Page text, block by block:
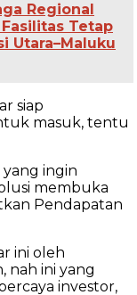
Regional
Tetap
Utara–Maluku
siap
masuk, tentu
yang ingin
membuka
Pendapatan
ini oleh
nah ini yang
investor,